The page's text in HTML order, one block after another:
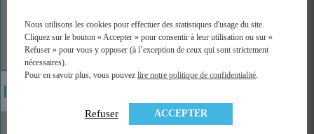
direct à la bonne information, à une analyse factuelle
de plus de 350 contrats du marché, et sans arrière
pensée car MINGZI ne vend ni conseil ni placement.
MINGZI existe pour éclairer votre route, pour vous
rendre le choix et la décision plus faciles et plus
sereins.
Nous utilisons les cookies pour effectuer des statistiques d'usage du site.
Cliquez sur le bouton « Accepter » pour consentir à leur utilisation ou sur «
Refuser » pour vous y opposer (à l’exception de ceux qui sont strictement
nécessaires).
Pour en savoir plus, vous pouvez lire notre politique de confidentialité
Refuser ACCEPTER